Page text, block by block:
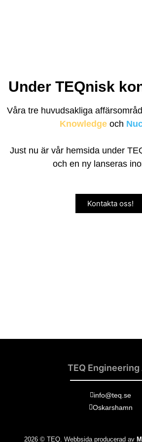
Under TEQnisk
Våra tre huvudsakliga
Knowledge och
Just nu är vår hemsida under
och en ny lanseras
Kontakta oss!
TEQ Engineering
info@teq.se
Oskarshamn
2026 © TEQ. Webbsida producerad av